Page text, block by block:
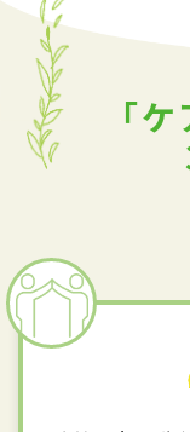
「